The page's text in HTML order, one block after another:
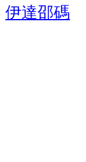
伊達邵碼